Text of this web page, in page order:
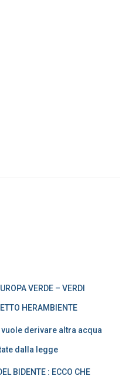
VERDE – VERDI
HERAMBIENTE
derivare altra acqua
dalla legge
BIDENTE : ECCO CHE